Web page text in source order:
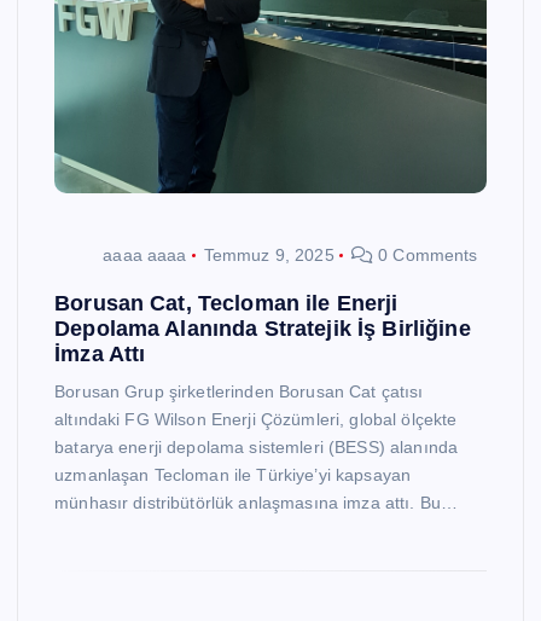
aaaa aaaa Temmuz 9, 2025 0 Comments
Borusan Cat, Tecloman ile Enerji
Depolama Alanında Stratejik İş Birliğine
İmza Attı
Borusan Grup şirketlerinden Borusan Cat çatısı
altındaki FG Wilson Enerji Çözümleri, global ölçekte
batarya enerji depolama sistemleri (BESS) alanında
uzmanlaşan Tecloman ile Türkiye’yi kapsayan
münhasır distribütörlük anlaşmasına imza attı. Bu…